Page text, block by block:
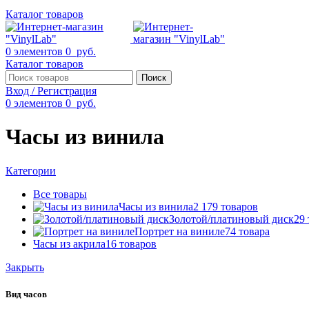
Каталог товаров
0 элементов 0 руб.
Каталог товаров
Поиск
Вход / Регистрация
0 элементов 0 руб.
Часы из винила
Категории
Все товары
Часы из винила2 179 товаров
Золотой/платиновый диск29
Портрет на виниле74 товара
Часы из акрила16 товаров
Закрыть
Вид часов